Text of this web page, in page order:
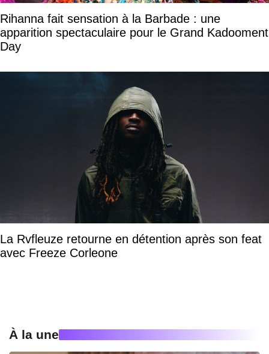
Rihanna fait sensation à la Barbade : une
apparition spectaculaire pour le Grand Kadooment
Day
La Rvfleuze retourne en détention après son feat
avec Freeze Corleone
À la une